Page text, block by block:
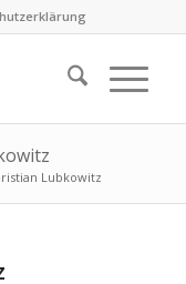
Lubkowitz